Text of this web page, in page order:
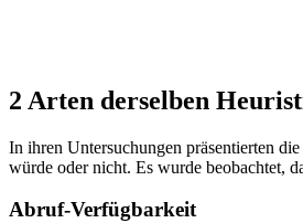
2 Arten derselben
In ihren Untersuchungen präsentierten
würde oder nicht. Es wurde beobachtet,
Abruf-Verfügbarkeit